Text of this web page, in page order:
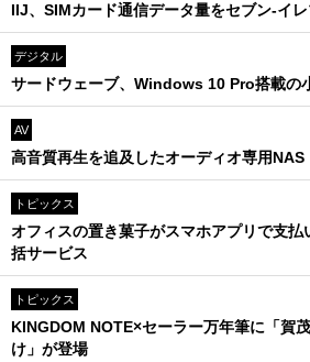
IIJ、SIMカード通信データ量をセブン-イ
デジタル
サードウェーブ、Windows 10 Pro搭載の
AV
高音質再生を追及したオーディオ専用
トピックス
オフィスの置き菓子がスマホアプリで支
括サービス
トピックス
KINGDOM NOTE×セーラー万年筆に「賀
け」が登場